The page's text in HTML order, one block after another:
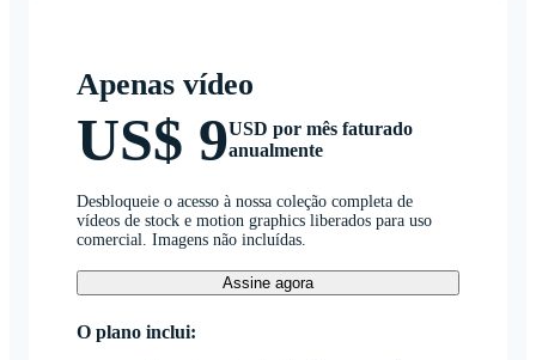
Apenas vídeo
US$ 9USD por mês faturado
anualmente
Desbloqueie o acesso à nossa coleção completa de
vídeos de stock e motion graphics liberados para uso
comercial. Imagens não incluídas.
Assine agora
O plano inclui: